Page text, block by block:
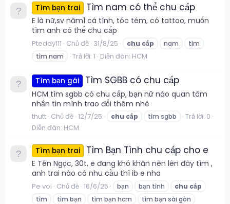
Tìm bạn trai Tìm nam có thể chu cấp
E là nữ,sv năm1 cá tính, tóc tém, có tattoo, muốn
tìm anh có thể chu cấp
Pteddy111 Chủ đề 31/8/25 chu cấp nam
tìm
tìm nam
Trả lời: 1 Diễn đàn: HCM
Tìm bạn gái Tìm SGBB có chu cấp
HCM tìm sgbb có chu cấp, bạn nữ nào quan tâm
nhắn tin mình trao đổi thêm nhé
thutt Chủ đề 12/7/25 chu cấp tìm sgbb
Trả lời: 0
Diễn đàn: HCM
Tìm bạn trai Tìm Bạn Tình chu cấp cho e
E Tên Ngọc, 30t, e đang khó khăn nên lên đây tìm ,
anh trai nào có nhu cầu thì ib e nha
Pe voi Chủ đề 16/6/25 bạn bạn tình chu cấp
tìm
tìm bạn tìm bạn hcm
tìm bạn sài gòn